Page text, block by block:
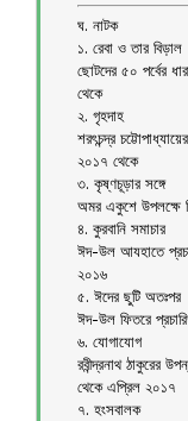
ঘ. নাটক
১. রেবা ও তার বিড়াল
ছোটদের ৫০ পর্বের
থেকে
২. গৃহদাহ
শরৎচন্দ্র
২০১৭ থেকে
৩. কৃষ্ণচূড়ার সঙ্গে
অমর একুশে উপলক্ষে
৪. কুরবানি সমাচার
ঈদ-উল আযহাতে
২০১৬
৫. ঈদের ছুটি অতঃপর
ঈদ-উল ফিতরে
৬. যোগাযোগ
রবীন্দ্রনাথ ঠাকুরের
থেকে এপ্রিল ২০১৭
৭. হংসবালক